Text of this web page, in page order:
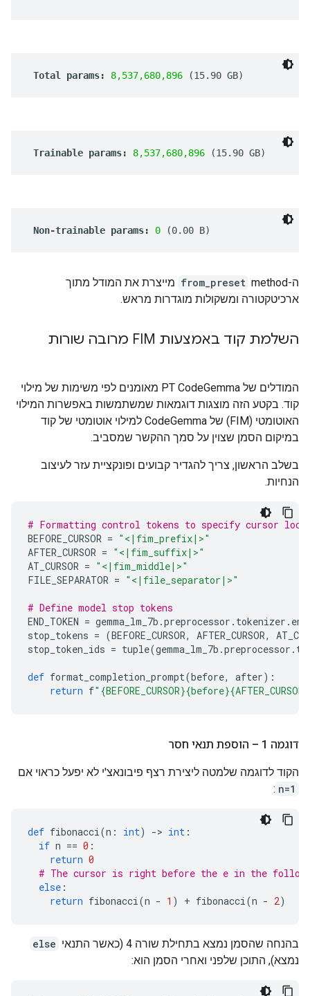
ה-method from_preset מייצרת את המודל מתוך
ארכיטקטורה ומשקולות מוגדרות מראש.
השלמת קוד באמצעות FIM מרובה שורות
המודלים של PT CodeGemma מאומנים לפי משימות של מילוי
קוד. בקטע הזה מוצגות דוגמאות שמשתמשות באפשרות המילוי
האוטומטי (FIM) של CodeGemma למילוי אוטומטי של קוד
במיקום הסמן שצוין על סמך ההקשר שמסביב.
בשלב הראשון, צריך להגדיר קבועים ופונקציית עזר לעיצוב
הנחיות.
# Formatting control tokens to specify cursor
BEFORE_CURSOR = "<|fim_prefix|>"
AFTER_CURSOR = "<|fim_suffix|>"
AT_CURSOR = "<|fim_middle|>"
FILE_SEPARATOR = "<|file_separator|>"
# Define model stop tokens
END_TOKEN = gemma_lm_7b .preprocessor . tokenizer .
stop_tokens = (BEFORE_CURSOR, AFTER_CURSOR,
stop_token_ids = tuple(gemma_lm_7b .preprocessor .
def format_completion_prompt(before, after):
return f
דוגמה 1 – הוספת תנאי חסר
הקוד לדוגמה שלמטה ליצירת רצף פיבונאצ'י לא יפעל כראוי אם
n=1
:
def fibonacci(n : int) -> int :
if n == 0 :
return 0
# The cursor is right before the e in the
else :
return fibonacci(n - 1 ) + fibonacci(n - 2)
בהנחה שהסמן נמצא בתחילת שורה 4 (כאשר התנאי
else
נמצא), התוכן שלפני ואחרי הסמן הוא: